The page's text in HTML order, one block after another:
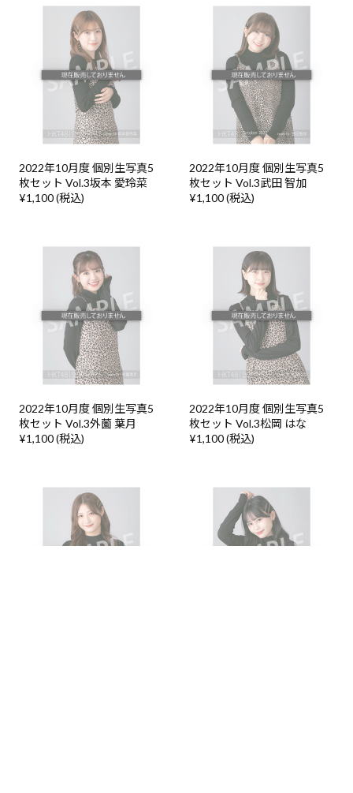
2022年10月度 個別生写真5
枚セット Vol.3坂本 愛玲菜
¥1,100 (税込)
2022年10月度 個別生写真5
枚セット Vol.3武田 智加
¥1,100 (税込)
2022年10月度 個別生写真5
枚セット Vol.3外薗 葉月
¥1,100 (税込)
2022年10月度 個別生写真5
枚セット Vol.3松岡 はな
¥1,100 (税込)